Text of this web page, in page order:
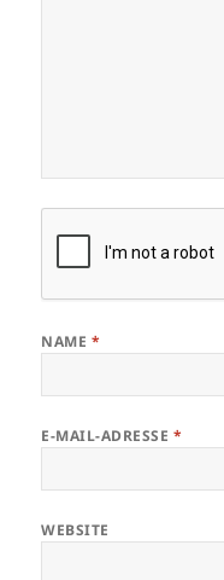
NAME *
E-MAIL-ADRESSE *
WEBSITE